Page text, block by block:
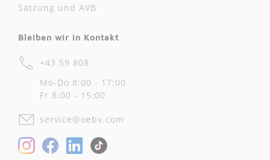
Satzung und AVB
Bleiben wir in Kontakt
+43 59 808
Mo-Do 8:00 - 17:00
Fr 8:00 - 15:00
service@oebv.com
InstagramFacebookLinkedIn